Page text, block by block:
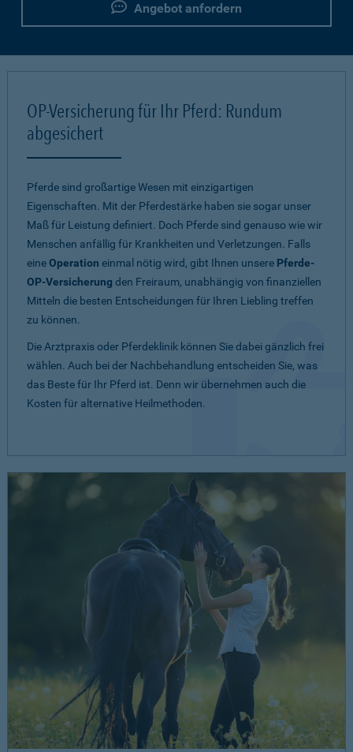
Angebot anfordern
OP-Versicherung für Ihr Pferd: Rundum
abgesichert
Pferde sind großartige Wesen mit einzigartigen
Eigenschaften. Mit der Pferdestärke haben sie sogar unser
Maß für Leistung definiert. Doch Pferde sind genauso wie wir
Menschen anfällig für Krankheiten und Verletzungen. Falls
eineOperation einmal nötig wird, gibt Ihnen unsere Pferde-
OP-Versicherung den Freiraum, unabhängig von finanziellen
Mitteln die besten Entscheidungen für Ihren Liebling treffen
zu können.
Die Arztpraxis oder Pferdeklinik können Sie dabei gänzlich frei
wählen. Auch bei der Nachbehandlung entscheiden Sie, was
das Beste für Ihr Pferd ist. Denn wir übernehmen auch die
Kosten für alternative Heilmethoden.